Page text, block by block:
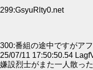
299:GsyuRlty0.net
300:番組の途中ですがア
25/07/11 17:50:50.54
嫌設烈士がまた一人散っ